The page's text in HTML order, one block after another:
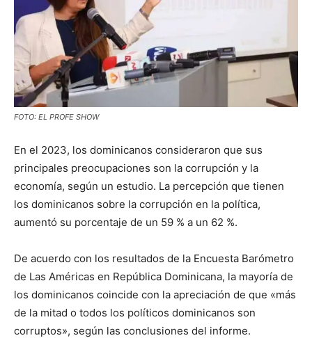
FOTO: EL PROFE SHOW
En el 2023, los dominicanos consideraron que sus
principales preocupaciones son la corrupción y la
economía, según un estudio. La percepción que tienen
los dominicanos sobre la corrupción en la política,
aumentó su porcentaje de un 59 % a un 62 %.
De acuerdo con los resultados de la Encuesta Barómetro
de Las Américas en República Dominicana, la mayoría de
los dominicanos coincide con la apreciación de que «más
de la mitad o todos los políticos dominicanos son
corruptos», según las conclusiones del informe.